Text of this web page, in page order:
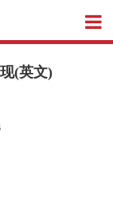
(英文)